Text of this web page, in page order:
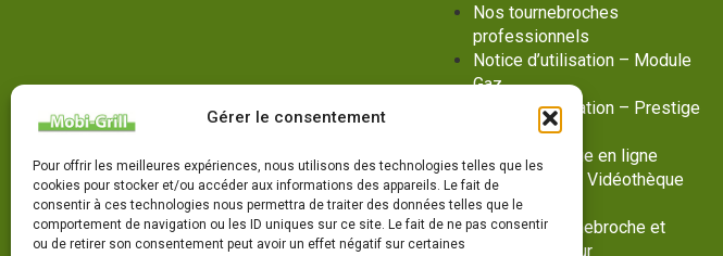
Gérer le consentement
Pour offrir les meilleures expériences, nous utilisons des technologies telles que les
cookies pour stocker et/ou accéder aux informations des appareils. Le fait de
consentir à ces technologies nous permettra de traiter des données telles que le
comportement de navigation ou les ID uniques sur ce site. Le fait de ne pas consentir
ou de retirer son consentement peut avoir un effet négatif sur certaines
Nos tournebroches
professionnels
Notice d’utilisation – Module
Gaz
Notice d’utilisation – Prestige
Notre catalogue en ligne
Photothèque / Vidéothèque
Plan du site
Vente de tournebroche et
matériel traiteur